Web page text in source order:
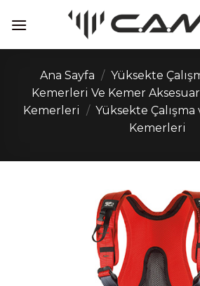
atla
Ana Sayfa / Yüksekte
Kemerleri Ve Kemer
Kemerleri / Yüksekte
Kemerleri